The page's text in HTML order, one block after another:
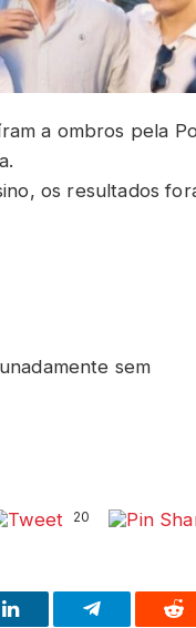
a ombros pela
os resultados
sem
20